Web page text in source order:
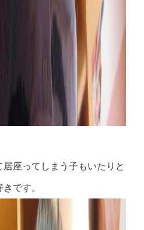
座ってしまう子もいたりと
です。